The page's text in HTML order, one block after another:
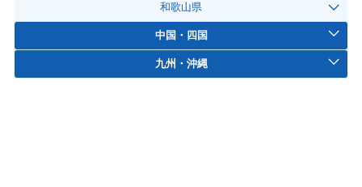
和歌山県
中国・四国
九州・沖縄